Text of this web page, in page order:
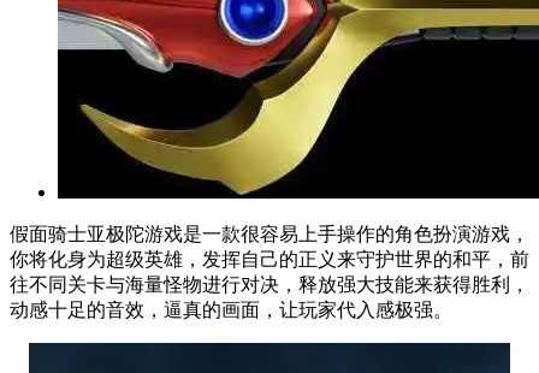
假面骑士亚极陀游戏是一款很容易上手操作的角色扮演游戏，
你将化身为超级英雄，发挥自己的正义来守护世界的和平，前
往不同关卡与海量怪物进行对决，释放强大技能来获得胜利，
动感十足的音效，逼真的画面，让玩家代入感极强。